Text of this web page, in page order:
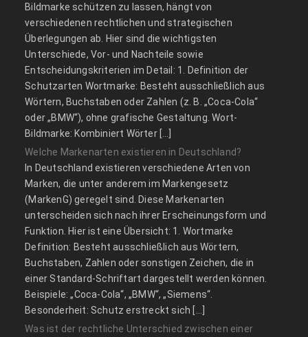
Bildmarke schützen zu lassen, hängt von
verschiedenen rechtlichen und strategischen
Überlegungen ab. Hier sind die wichtigsten
Unterschiede, Vor- und Nachteile sowie
Entscheidungskriterien im Detail: 1. Definition der
Schutzarten Wortmarke: Besteht ausschließlich aus
Wörtern, Buchstaben oder Zahlen (z. B. „Coca-Cola“
oder „BMW“), ohne grafische Gestaltung. Wort-
Bildmarke: Kombiniert Wörter […]
Welche Markenarten existieren in Deutschland?
In Deutschland existieren verschiedene Arten von
Marken, die unter anderem im Markengesetz
(MarkenG) geregelt sind. Diese Markenarten
unterscheiden sich nach ihrer Erscheinungsform und
Funktion. Hier ist eine Übersicht: 1. Wortmarke
Definition: Besteht ausschließlich aus Wörtern,
Buchstaben, Zahlen oder sonstigen Zeichen, die in
einer Standard-Schriftart dargestellt werden können.
Beispiele: „Coca-Cola“, „BMW“, „Siemens“.
Besonderheit: Schutz erstreckt sich […]
Was ist der rechtliche Unterschied zwischen einer